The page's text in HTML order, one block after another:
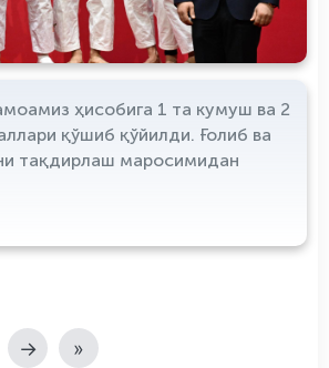
ҳисобига 1 та кумуш ва 2
қўшиб қўйилди. Ғолиб ва
тақдирлаш маросимидан
→ »